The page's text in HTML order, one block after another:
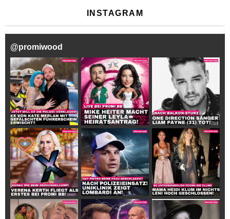
INSTAGRAM
@promiwood